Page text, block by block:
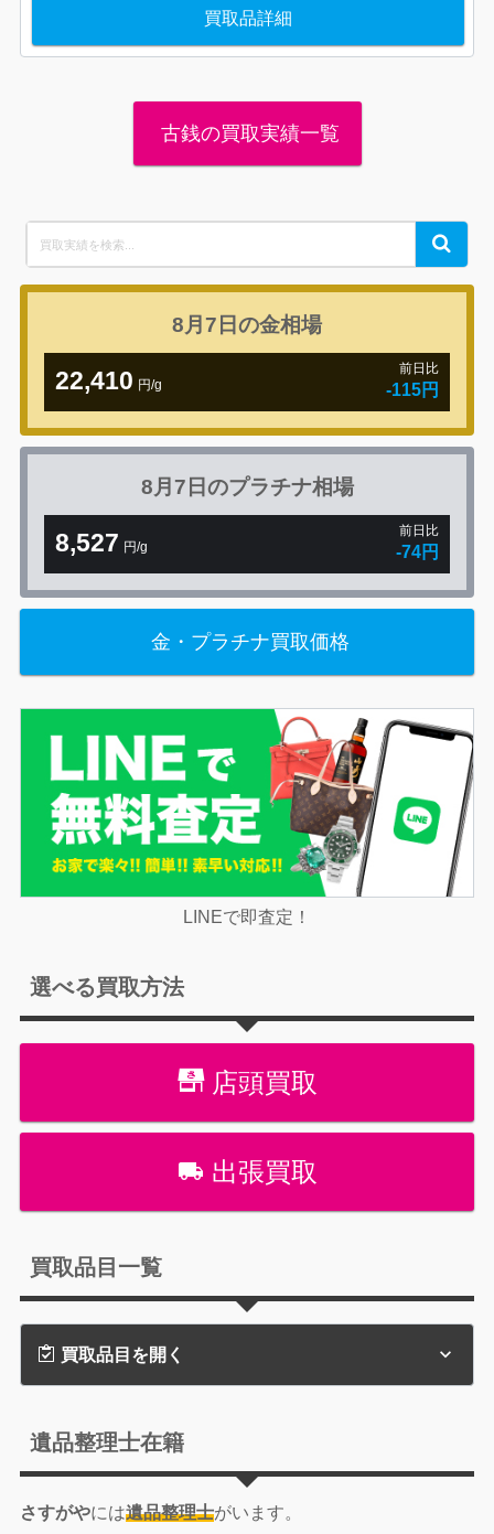
買取品詳細
古銭の買取実績一覧
for:
Search
8月7日の金相場
22,410 円/g
前日比
-115円
8月7日のプラチナ相場
8,527 円/g
前日比
-74円
金・プラチナ買取価格
LINEで即査定！
選べる買取方法
店頭買取
出張買取
買取品目一覧
買取品目を開く
遺品整理士在籍
さすがやには遺品整理士がいます。